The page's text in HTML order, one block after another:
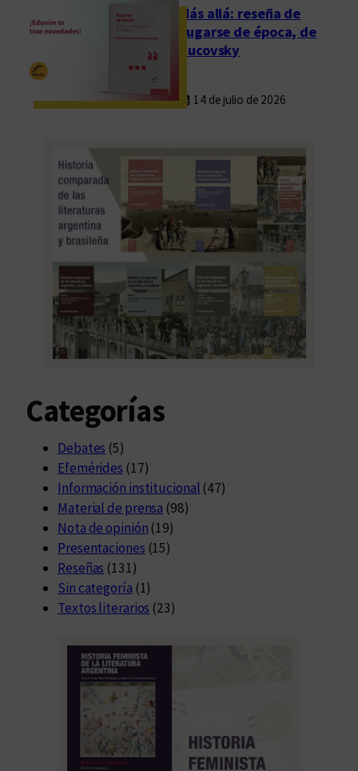
Más allá: reseña de
Fugarse de época, de
Rucovsky
14 de julio de 2026
Categorías
Debates (5)
Efemérides (17)
Información institucional (47)
Material de prensa (98)
Nota de opinión (19)
Presentaciones (15)
Reseñas (131)
Sin categoría (1)
Textos literarios (23)